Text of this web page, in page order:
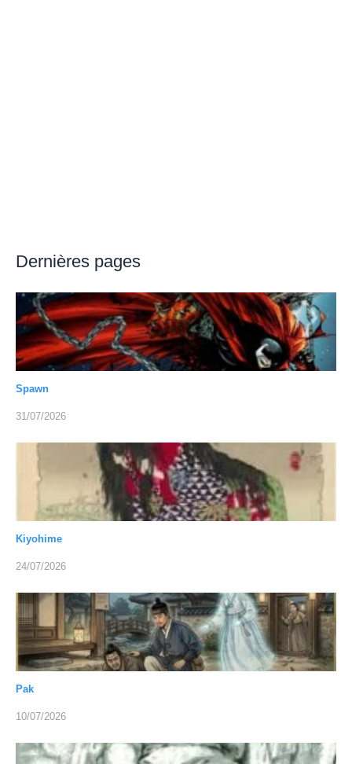
Dernières pages
Spawn
31/07/2026
Kiyohime
24/07/2026
Pak
10/07/2026